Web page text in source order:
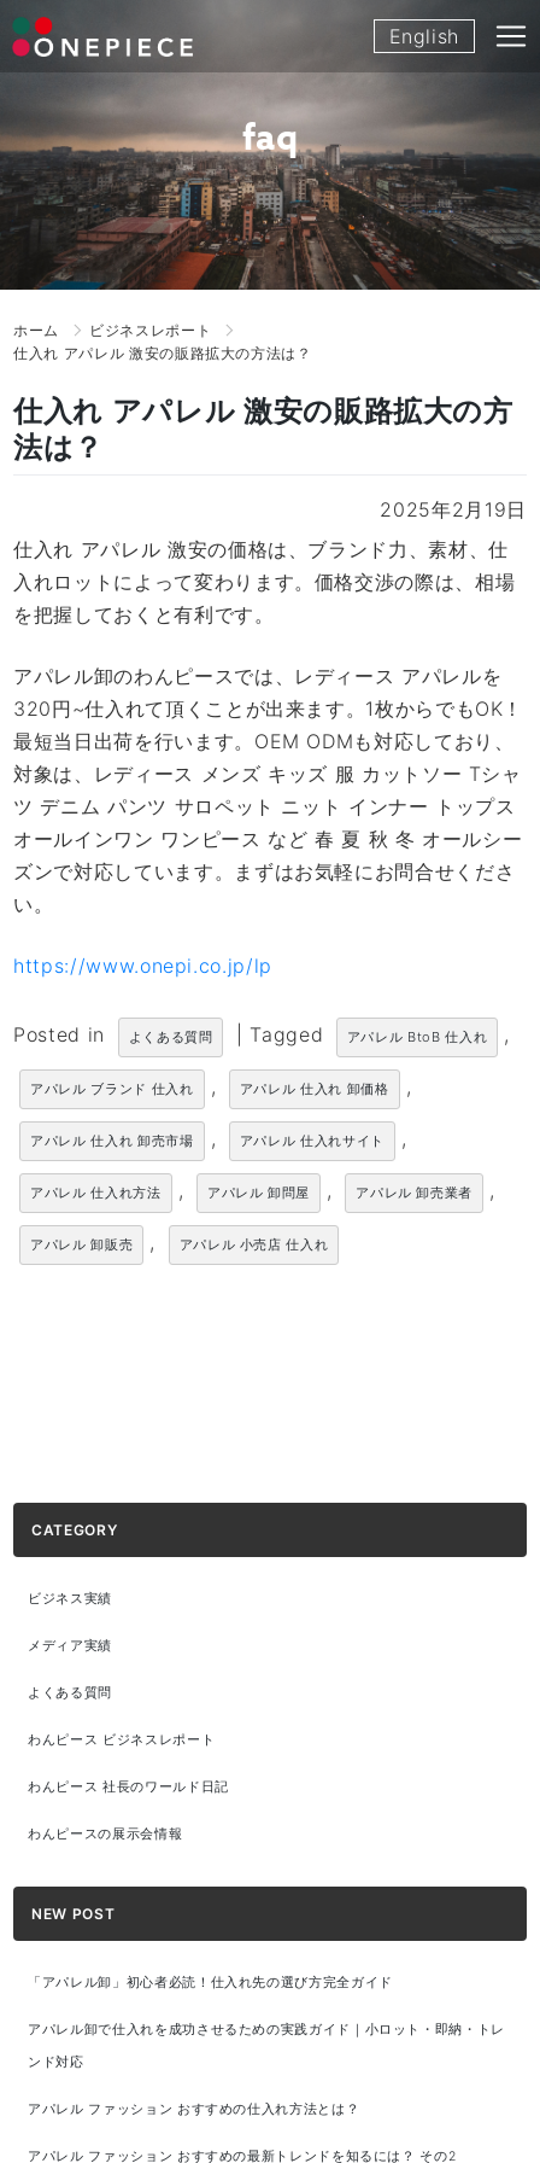
Skip
to
English
faq
ホーム
ビジネスレポート
仕入れ アパレル 激安の販路拡大の方法は？
仕入れ アパレル 激安の販路拡大の方
法は？
2025年2月19日
仕入れ アパレル 激安の価格は、ブランド力、素材、仕
入れロットによって変わります。価格交渉の際は、相場
を把握しておくと有利です。
アパレル卸のわんピースでは、レディース アパレルを
320円~仕入れて頂くことが出来ます。1枚からでもOK！
最短当日出荷を行います。OEM ODMも対応しており、
対象は、レディース メンズ キッズ 服 カットソー Tシャ
ツ デニム パンツ サロペット ニット インナー トップス
オールインワン ワンピース など 春 夏 秋 冬 オールシー
ズンで対応しています。まずはお気軽にお問合せくださ
い。
https://www.onepi.co.jp/lp
Posted in よくある質問 Tagged アパレル BtoB 仕入れ ,
アパレル ブランド 仕入れ , アパレル 仕入れ 卸価格 ,
アパレル 仕入れ 卸売市場 , アパレル 仕入れサイト ,
アパレル 仕入れ方法 , アパレル 卸問屋 , アパレル 卸売業者 ,
アパレル 卸販売 , アパレル 小売店 仕入れ
CATEGORY
ビジネス実績
メディア実績
よくある質問
わんピース ビジネスレポート
わんピース 社長のワールド日記
わんピースの展示会情報
NEW POST
「アパレル卸」初心者必読！仕入れ先の選び方完全ガイド
アパレル卸で仕入れを成功させるための実践ガイド｜小ロット・即納・トレ
ンド対応
アパレル ファッション おすすめの仕入れ方法とは？
アパレル ファッション おすすめの最新トレンドを知るには？ その2